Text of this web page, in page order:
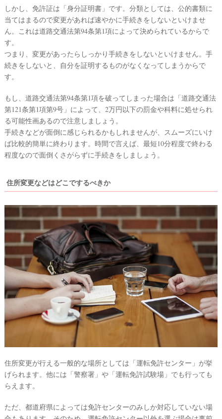
しかし、免許証は「身分証明書」です。分類としては、公的書類に
当てはまるので変更があれば速やかに手続きをしないといけませ
ん。これは道路交通法第94条第1項によって決められているからで
す。
つまり、変更があったらしっかり手続きをしないといけません。手
続きをしないと、自分を証明するものがなくなってしまうからで
す。
もし、道路交通法第94条第1項を破ってしまった場合は「道路交通法
第121条第1項第9号」によって、2万円以下の罰金や科料に処せられ
る可能性画あるので注意しましょう。
手続きなどが面倒に感じられるかもしれませんが、スムーズにいけ
ば比較的簡単に終わります。時間で言えば、最短10分程度で終わる
程度なので面倒くさがらずに手続きをしましょう。
住所変更などはどこでするべきか
住所変更が行える一般的な場所としては「運転免許センター」が挙
げられます。他には「警察署」や「運転免許試験場」でも行っても
らえます。
ただ、都道府県によっては免許センターのみしか対応していない場
ウ
ィ
ン
グ
フ
ォ